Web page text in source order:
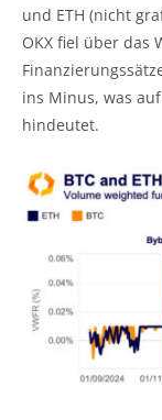
und ETH (nicht
OKX fiel über das
ins Minus, was
hindeutet.